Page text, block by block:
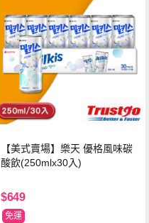
【美式賣場】樂天 優格風味碳
酸飲(250mlx30入)
$649
免運